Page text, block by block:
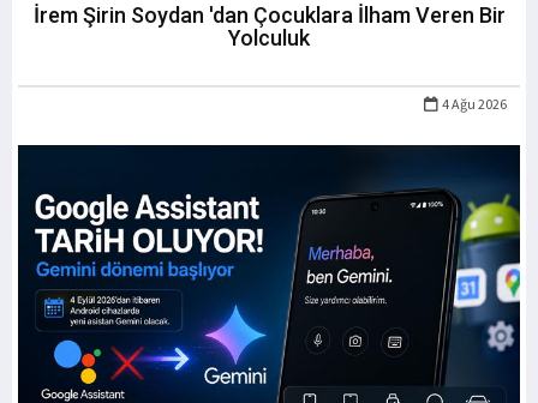
İrem Şirin Soydan 'dan Çocuklara İlham Veren Bir
Yolculuk
4 Ağu 2026